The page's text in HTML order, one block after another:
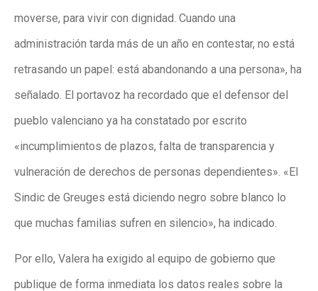
moverse, para vivir con dignidad. Cuando una
administración tarda más de un año en contestar, no está
retrasando un papel: está abandonando a una persona», ha
señalado. El portavoz ha recordado que el defensor del
pueblo valenciano ya ha constatado por escrito
«incumplimientos de plazos, falta de transparencia y
vulneración de derechos de personas dependientes». «El
Sindic de Greuges está diciendo negro sobre blanco lo
que muchas familias sufren en silencio», ha indicado.
Por ello, Valera ha exigido al equipo de gobierno que
publique de forma inmediata los datos reales sobre la